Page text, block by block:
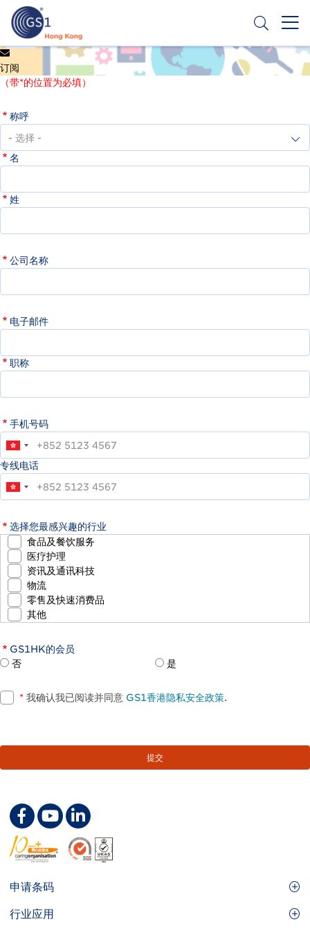
主
要
内
Header
Top
Menu
申请条码
订阅
（带*的位置为必填）
称呼
名
姓
公司名称
电子邮件
职称
手机号码
专线电话
选择您最感兴趣的行业
食品及餐饮服务
医疗护理
资讯及通讯科技
物流
零售及快速消费品
其他
GS1HK的会员
否
是
* 我确认我已阅读并同意 GS1香港隐私安全政策.
Footer
Site
申请条码
GS1条码
行业应用